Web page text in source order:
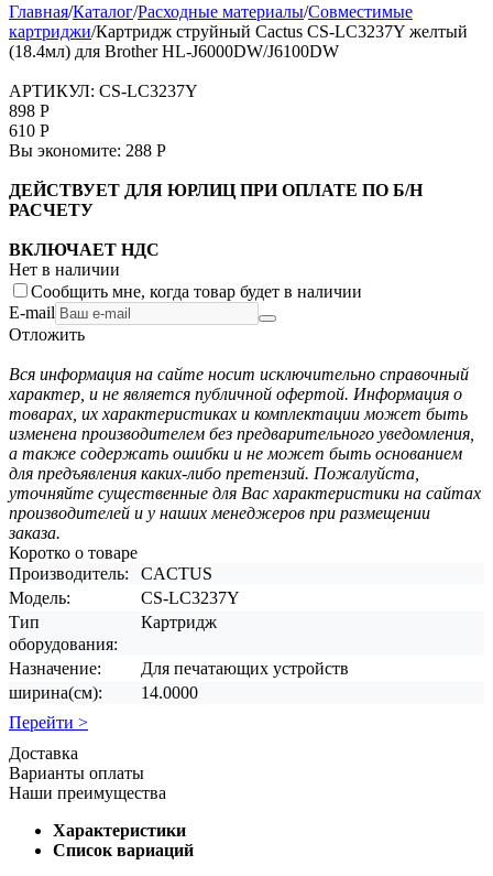
Главная/Каталог/Расходные материалы/Совместимые
картриджи/Картридж струйный Cactus CS-LC3237Y желтый
(18.4мл) для Brother HL-J6000DW/J6100DW
АРТИКУЛ: CS-LC3237Y
898 Р
610 Р
Вы экономите: 288 Р
ДЕЙСТВУЕТ ДЛЯ ЮРЛИЦ ПРИ ОПЛАТЕ ПО Б/Н
РАСЧЕТУ
ВКЛЮЧАЕТ НДС
Нет в наличии
Сообщить мне, когда товар будет в наличии
E-mail
Отложить
Вся информация на сайте носит исключительно справочный
характер, и не является публичной офертой. Информация о
товарах, их характеристиках и комплектации может быть
изменена производителем без предварительного уведомления,
а также содержать ошибки и не может быть основанием
для предъявления каких-либо претензий. Пожалуйста,
уточняйте существенные для Вас характеристики на сайтах
производителей и у наших менеджеров при размещении
заказа.
Коротко о товаре
Производитель:
CACTUS
Модель:
CS-LC3237Y
Тип
оборудования:
Картридж
Назначение:
Для печатающих устройств
ширина(см):
14.0000
Перейти >
Доставка
Варианты оплаты
Наши преимущества
Характеристики
Список вариаций